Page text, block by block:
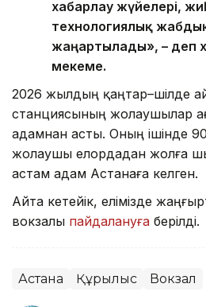
хабарлау жүйелері,
технологиялық
жаңартылады», – деп
мекеме.
2026 жылдың қаңтар–шілде
станциясының жолаушылар
адамнан асты. Оның ішінде
жолаушы елордадан жолға
астам адам Астанаға келген.
Айта кетейік, елімізде
вокзалы пайдалануға берілді.
Астана Құрылыс Вокзал